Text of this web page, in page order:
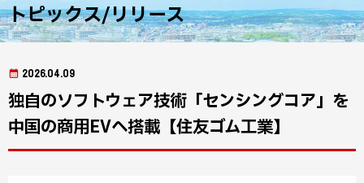
トピックス/リリース
2026.04.09
独自のソフトウェア技術「センシングコア」を
中国の商用EVへ搭載【住友ゴム工業】